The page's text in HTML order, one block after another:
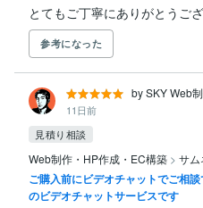
とてもご丁寧にありがとうご
参考になった
by SKY Web
11日前
見積り相談
Web制作・HP作成・EC構築 > サム
ご購入前にビデオチャットでご相
のビデオチャットサービスです